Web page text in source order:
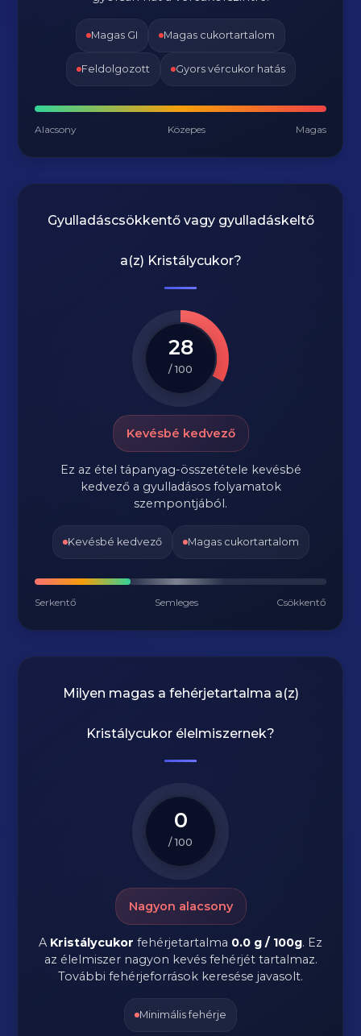
Magas GI Magas cukortartalom
Feldolgozott Gyors vércukor hatás
Alacsony Közepes Magas
Gyulladáscsökkentő vagy gyulladáskeltő
a(z) Kristálycukor?
28
/ 100
Kevésbé kedvező
Ez az étel tápanyag-összetétele kevésbé
kedvező a gyulladásos folyamatok
szempontjából.
Kevésbé kedvező Magas cukortartalom
Serkentő Semleges Csökkentő
Milyen magas a fehérjetartalma a(z)
Kristálycukor élelmiszernek?
0
/ 100
Nagyon alacsony
A Kristálycukor fehérjetartalma 0.0 g / 100g. Ez
az élelmiszer nagyon kevés fehérjét tartalmaz.
További fehérjeforrások keresése javasolt.
Minimális fehérje